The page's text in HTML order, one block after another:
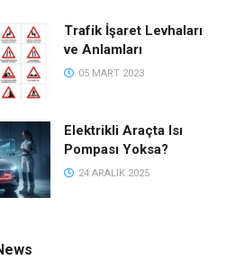
Trafik İşaret Levhaları
ve Anlamları
05 MART 2023
Elektrikli Araçta Isı
Pompası Yoksa?
24 ARALIK 2025